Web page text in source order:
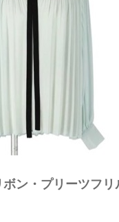
ン・プリーツフリ